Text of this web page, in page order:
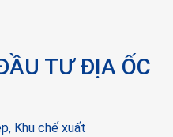
TƯ ĐỊA ỐC
Khu chế xuất